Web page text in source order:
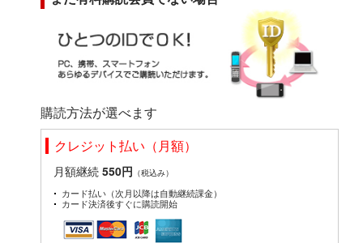
購読方法が選べます
クレジット払い（月額）
月額継続 550円 （税込み）
カード払い（次月以降は自動継続課金）
カード決済後すぐに購読開始